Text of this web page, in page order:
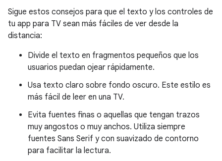
Sigue estos consejos para que el texto y los controles de
tu app para TV sean más fáciles de ver desde la
distancia:
Divide el texto en fragmentos pequeños que los
usuarios puedan ojear rápidamente.
Usa texto claro sobre fondo oscuro. Este estilo es
más fácil de leer en una TV.
Evita fuentes finas o aquellas que tengan trazos
muy angostos o muy anchos. Utiliza siempre
fuentes Sans Serif y con suavizado de contorno
para facilitar la lectura.